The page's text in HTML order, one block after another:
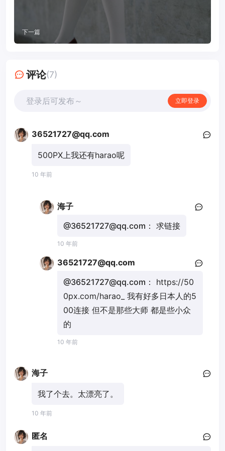
下一篇
评论(7)
登录后可发布～ 立即登录
36521727@qq.com
500PX上我还有harao呢
10 年前
海子
@36521727@qq.com： 求链接
10 年前
36521727@qq.com
@36521727@qq.com：
https://50
0px.com/harao_
我有好多日本人的5
00连接 但不是那些大师 都是些小众
的
10 年前
海子
我了个去。太漂亮了。
10 年前
匿名